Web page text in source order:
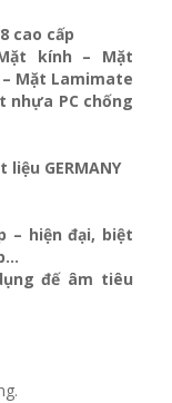
cao cấp
kính – Mặt
– Mặt Lamimate
nhựa PC chống
GERMANY
– hiện đại, biệt
đế âm tiêu